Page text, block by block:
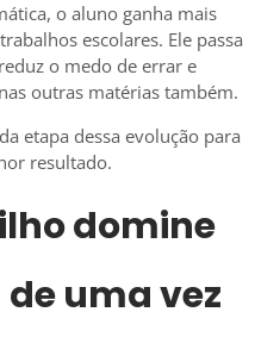
o aluno ganha mais
escolares. Ele passa
o medo de errar e
outras matérias também.
etapa dessa evolução para
resultado.
domine
uma vez